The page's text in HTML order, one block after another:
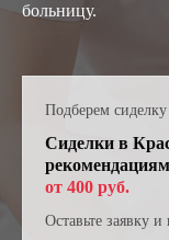
больницу.
Подберем
Сиделки в
от 400 руб.
Оставьте заявку